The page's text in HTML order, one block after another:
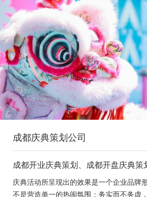
成都庆典策划公司
成都开业庆典策划、成都开盘庆典策
策划、成都启动仪式策划、成都揭
工仪式策划、成都竣工仪式策划、成
庆典活动所呈现出的效果是一个企业品牌
不是营造单一的热闹氛围；务实而不务虚